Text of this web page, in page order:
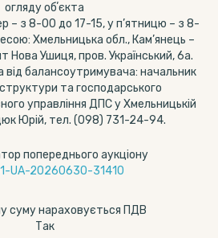
огляду обʼєкта
– з 8-00 до 17-15, у п’ятницю – з 8-
Хмельницька обл., Кам’янець –
Нова Ушиця, пров. Український, 6а.
від балансоутримувача: начальник
та господарського
управління ДПС у Хмельницькій
Юрій, тел. (098) 731-24-94.
попереднього аукціону
UA-20260630-31410
суму нараховується ПДВ
Так